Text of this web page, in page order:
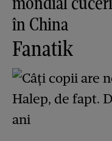
în China
Fanatik